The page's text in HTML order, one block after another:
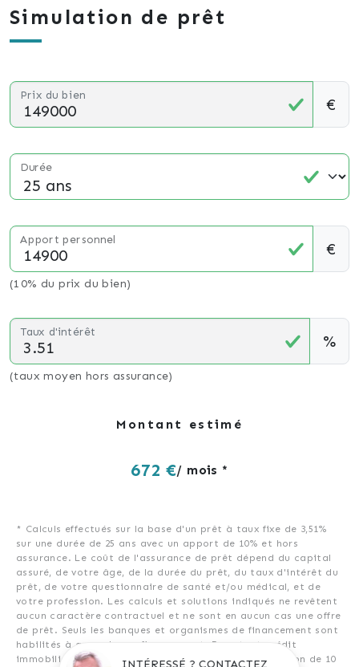
Simulation de prêt
Prix du bien €
Durée
Apport personnel €
(10% du prix du bien)
Taux d'intérêt %
(taux moyen hors assurance)
Montant estimé
672 €/ mois *
* Calculs effectués sur la base d'un prêt à taux fixe de 3,51%
sur une durée de 25 ans avec un apport de 10% et hors
assurance. Le coût de l'assurance de prêt dépend du capital
assuré, de votre âge, de la durée du prêt, du taux d'intérêt du
prêt, de votre questionnaire de santé et/ou médical, et de
votre profession. Les calculs et solutions indiqués ne revêtent
aucun caractère contractuel et ne sont en aucun cas une offre
de prêt. Seuls les banques et organismes de financement sont
habilités à accorder un financement. Pour tout crédit
immobilier, vous êtes protégés par un délai de réflexion de 10
INTÉRESSÉ ? CONTACTEZ